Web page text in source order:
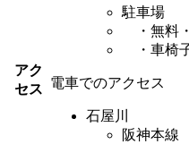
アク
セス
駐車場
・無料
・車椅
電車でのアクセス
石屋川
阪神本線